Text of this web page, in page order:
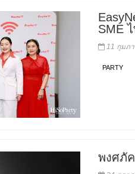
SME
11 กุมภ
PARTY
พงศภั